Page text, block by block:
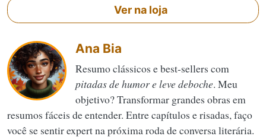
Ver na loja
Ana Bia
Resumo clássicos e best-sellers com
pitadas de humor e leve deboche. Meu
objetivo? Transformar grandes obras em
resumos fáceis de entender. Entre capítulos e risadas, faço
você se sentir expert na próxima roda de conversa literária.